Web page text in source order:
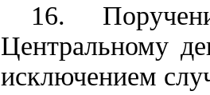
16.
Центральному
исключением